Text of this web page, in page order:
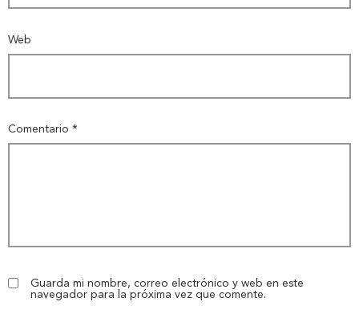
Comentario *
Web
Guarda mi nombre, correo electrónico y web en este
navegador para la próxima vez que comente.